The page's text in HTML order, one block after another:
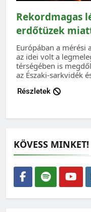
Rekordmagas
erdőtüzek
Európában a mérési
az idei volt a
térségében is
az Északi-sarkvidék
Részletek
KÖVESS MINKET!